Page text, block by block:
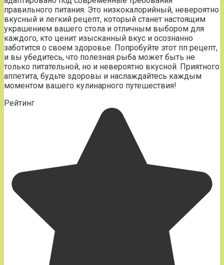
правильного питания. Это низкокалорийный, невероятно
вкусный и легкий рецепт, который станет настоящим
украшением вашего стола и отличным выбором для
каждого, кто ценит изысканный вкус и осознанно
заботится о своем здоровье. Попробуйте этот пп рецепт,
и вы убедитесь, что полезная рыба может быть не
только питательной, но и невероятно вкусной. Приятного
аппетита, будьте здоровы и наслаждайтесь каждым
моментом вашего кулинарного путешествия!
Рейтинг